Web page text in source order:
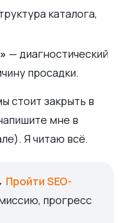
каталога,
— диагностический
просадки.
стоит закрыть в
мне в
Я читаю всё.
Пройти SEO-
прогресс